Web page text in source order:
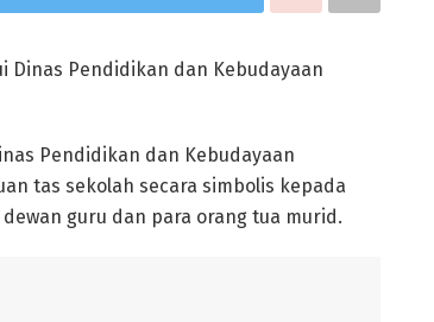
Dinas Pendidikan dan Kebudayaan
Pendidikan dan Kebudayaan
tas sekolah secara simbolis kepada
guru dan para orang tua murid.